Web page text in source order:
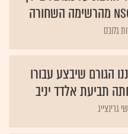
גלובס
הגורם שיבצע עבורו
תביעת אלדד יניב
גרינצייג